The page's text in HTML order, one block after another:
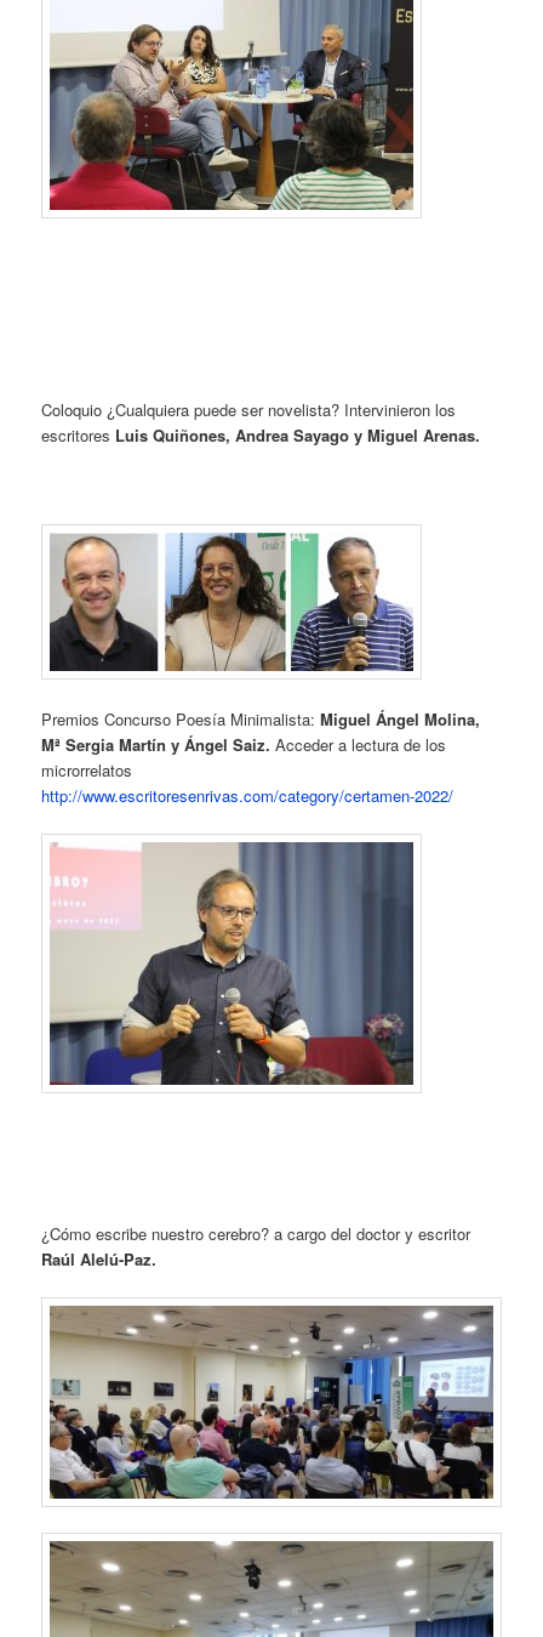
Coloquio ¿Cualquiera puede ser novelista? Intervinieron los
escritores Luis Quiñones, Andrea Sayago y Miguel Arenas.
Premios Concurso Poesía Minimalista:Miguel Ángel Molina,
Mª Sergia Martín y Ángel Saiz. Acceder a lectura de los
microrrelatos
http://www.escritoresenrivas.com/category/certamen-2022/
¿Cómo escribe nuestro cerebro? a cargo del doctor y escritor
Raúl Alelú-Paz.